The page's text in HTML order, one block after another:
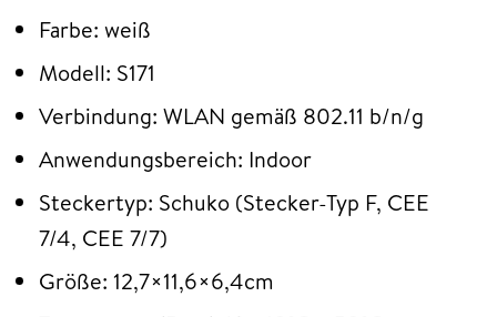
Farbe: weiß
Modell: S171
Verbindung: WLAN gemäß 802.11 b/n/g
Anwendungsbereich: Indoor
Steckertyp: Schuko (Stecker-Typ F, CEE
7/4, CEE 7/7)
Größe: 12,7×11,6×6,4cm